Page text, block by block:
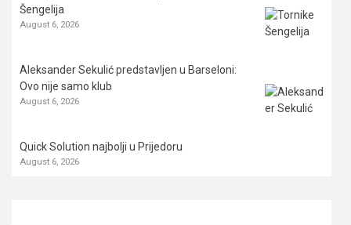
Šengelija
August 6, 2026
Aleksander Sekulić predstavljen u Barseloni:
Ovo nije samo klub
August 6, 2026
Quick Solution najbolji u Prijedoru
August 6, 2026